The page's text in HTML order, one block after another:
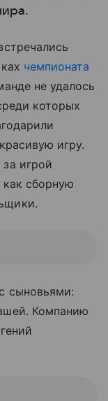
чемпионата
не удалось
которых
игру.
игрой
сборную
сыновьями:
Компанию